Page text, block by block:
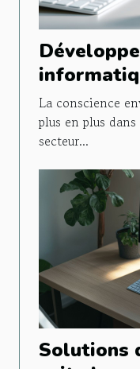
réduire
de vos
La conscience
plus en plus
secteur...
Solutions